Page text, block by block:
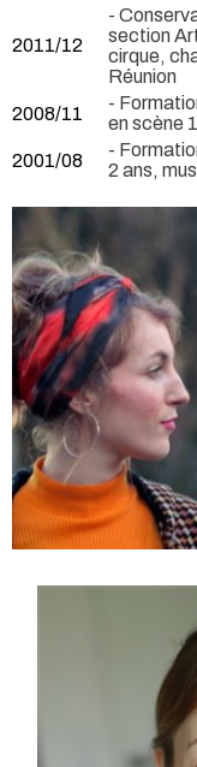
2011/12
-
section
cirque,
Réunion
2008/11
-
en scène
2001/08
-
2 ans,